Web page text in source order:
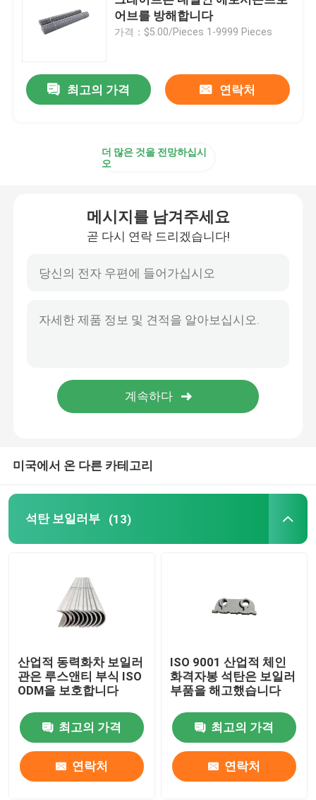
정확성 강관
보일러관 차폐
체인형 화격자 바
보일러 화격자봉
고정화 격자 보일러
어브를 방해합니다
가격：$5.00/Pieces 1-9999 Pieces
최고의 가격 연락처
더 많은 것을 전망하십시
오
메시지를 남겨주세요
곧 다시 연락 드리겠습니다!
미국에서 온 다른 카테고리
석탄 보일러부 (13)
산업적 동력화차 보일러
관은 루스앤티 부식 ISO
ODM을 보호합니다
최고의 가격
연락처
ISO 9001 산업적 체인
화격자봉 석탄은 보일러
부품을 해고했습니다
최고의 가격
연락처